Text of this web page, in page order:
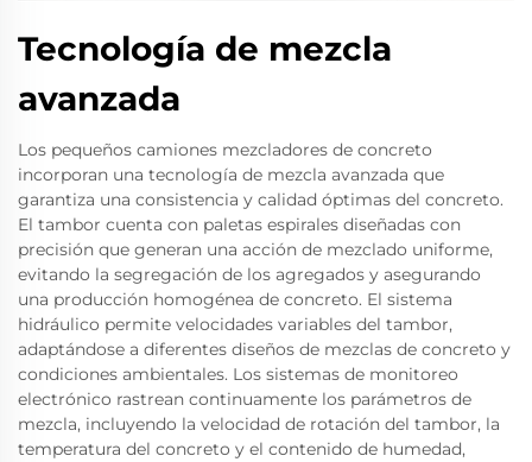
Tecnología de mezcla
avanzada
Los pequeños camiones mezcladores de concreto
incorporan una tecnología de mezcla avanzada que
garantiza una consistencia y calidad óptimas del concreto.
El tambor cuenta con paletas espirales diseñadas con
precisión que generan una acción de mezclado uniforme,
evitando la segregación de los agregados y asegurando
una producción homogénea de concreto. El sistema
hidráulico permite velocidades variables del tambor,
adaptándose a diferentes diseños de mezclas de concreto y
condiciones ambientales. Los sistemas de monitoreo
electrónico rastrean continuamente los parámetros de
mezcla, incluyendo la velocidad de rotación del tambor, la
temperatura del concreto y el contenido de humedad,